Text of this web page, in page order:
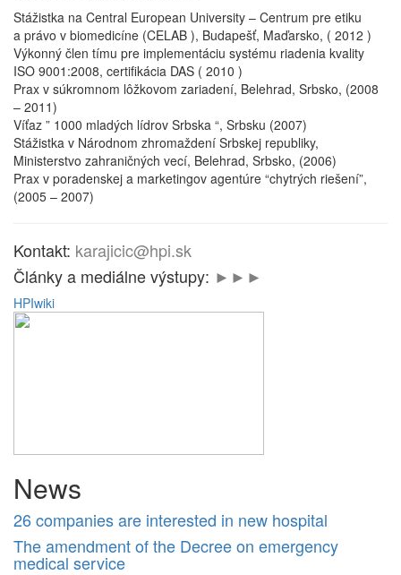
Stážistka na Central European University – Centrum pre etiku
a právo v biomedicíne (CELAB ), Budapešť, Maďarsko, ( 2012 )
Výkonný člen tímu pre implementáciu systému riadenia kvality
ISO 9001:2008, certifikácia DAS ( 2010 )
Prax v súkromnom lôžkovom zariadení, Belehrad, Srbsko, (2008
– 2011)
Víťaz ” 1000 mladých lídrov Srbska “, Srbsku (2007)
Stážistka v Národnom zhromaždení Srbskej republiky,
Ministerstvo zahraničných vecí, Belehrad, Srbsko, (2006)
Prax v poradenskej a marketingov agentúre “chytrých riešení”,
(2005 – 2007)
Kontakt: karajicic@hpi.sk
Články a mediálne výstupy: ► ►►
HPIwiki
News
26 companies are interested in new hospital
The amendment of the Decree on emergency
medical service